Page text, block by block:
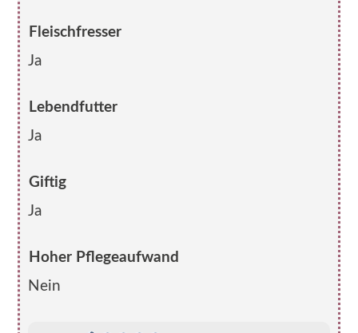
Fleischfresser
Ja
Lebendfutter
Ja
Giftig
Ja
Hoher Pflegeaufwand
Nein